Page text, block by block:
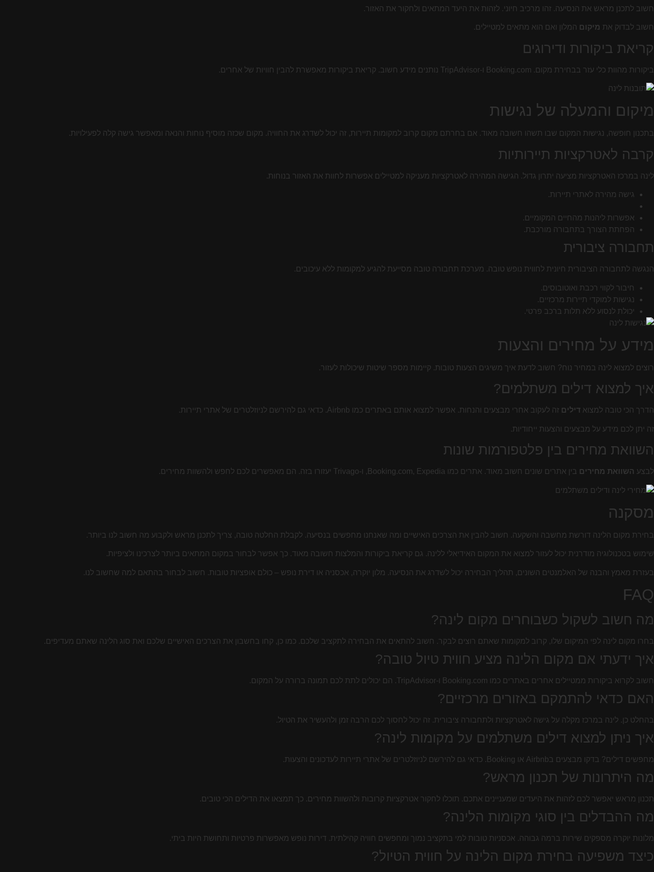
חשוב לתכנן מראש את הנסיעה. זהו מרכיב חיוני. לזהות את היעד המתאים ולחקור את האזור.
חשוב לבדוק את מיקום המלון ואם הוא מתאים למטיילים.
קריאת ביקורות ודירוגים
ביקורות מהוות כלי עזר בבחירת מקום. Booking.com ו-TripAdvisor נותנים מידע חשוב. קריאת ביקורות מאפשרת להבין חוויות של אחרים.
מיקום והמעלה של נגישות
בתכנון חופשה, נגישות המקום שבו תשהו חשובה מאוד. אם בחרתם מקום קרוב למקומות תיירות, זה יכול לשדרג את החוויה. מקום שכזה מוסיף נוחות והנאה ומאפשר גישה קלה לפעילויות.
קרבה לאטרקציות תיירותיות
לינה במרכז האטרקציות מציעה יתרון גדול. הגישה המהירה לאטרקציות מעניקה למטיילים אפשרות לחוות את האזור בנוחות.
גישה מהירה לאתרי תיירות.
אפשרות ליהנות מהחיים המקומיים.
הפחתת הצורך בתחבורה מורכבת.
תחבורה ציבורית
הנגשה לתחבורה הציבורית חיונית לחווית נופש טובה. מערכת תחבורה טובה מסייעת להגיע למקומות ללא עיכובים.
חיבור לקווי רכבת ואוטובוסים.
נגישות למוקדי תיירות מרכזיים.
יכולת לנסוע ללא תלות ברכב פרטי.
מידע על מחירים והצעות
רוצים למצוא לינה במחיר נוח? חשוב לדעת איך משיגים הצעות טובות. קיימות מספר שיטות שיכולות לעזור.
איך למצוא דילים משתלמים?
הדרך הכי טובה למצוא דילים זה לעקוב אחרי מבצעים והנחות. אפשר למצוא אותם באתרים כמו Airbnb. כדאי גם להירשם לניוזלטרים של אתרי תיירות.
זה יתן לכם מידע על מבצעים והצעות ייחודיות.
השוואת מחירים בין פלטפורמות שונות
לבצע השוואת מחירים בין אתרים שונים חשוב מאוד. אתרים כמו Booking.com, Expedia, ו-Trivago יעזורו בזה. הם מאפשרים לכם לחפש ולהשוות מחירים.
מסקנה
בחירת מקום הלינה דורשת מחשבה והשקעה. חשוב להבין את הצרכים האישיים ומה שאנחנו מחפשים בנסיעה. לקבלת החלטה טובה, צריך לתכנן מראש ולקבוע מה חשוב לנו ביותר.
שימוש בטכנולוגיה מודרנית יכול לעזור למצוא את המקום האידיאלי ללינה. גם קריאת ביקורות והמלצות חשובה מאוד. כך אפשר לבחור במקום המתאים ביותר לצרכינו ולציפיות.
בעזרת מאמץ והבנה של האלמנטים השונים, תהליך הבחירה יכול לשדרג את הנסיעה. מלון יוקרה, אכסניה או דירת נופש – כולם אופציות טובות. חשוב לבחור בהתאם למה שחשוב לנו.
FAQ
מה חשוב לשקול כשבוחרים מקום לינה?
בחרו מקום לינה לפי המיקום שלו, קרוב למקומות שאתם רוצים לבקר. חשוב להתאים את הבחירה לתקציב שלכם. כמו כן, קחו בחשבון את הצרכים האישיים שלכם ואת סוג הלינה שאתם מעדיפים.
איך ידעתי אם מקום הלינה מציע חווית טיול טובה?
חשוב לקרוא ביקורות ממטיילים אחרים באתרים כמו Booking.com ו-TripAdvisor. הם יכולים לתת לכם תמונה ברורה על המקום.
האם כדאי להתמקם באזורים מרכזיים?
בהחלט כן. לינה במרכז מקלה על גישה לאטרקציות ולתחבורה ציבורית. זה יכול לחסוך לכם הרבה זמן ולהעשיר את הטיול.
איך ניתן למצוא דילים משתלמים על מקומות לינה?
מחפשים דילים? בדקו מבצעים בAirbnb או Booking. כדאי גם להירשם לניוזלטרים של אתרי תיירות לעדכונים והצעות.
מה היתרונות של תכנון מראש?
תכנון מראש יאפשר לכם לזהות את היעדים שמעניינים אתכם. תוכלו לחקור אטרקציות קרובות ולהשוות מחירים. כך תמצאו את הדילים הכי טובים.
מה ההבדלים בין סוגי מקומות הלינה?
מלונות יוקרה מספקים שירות ברמה גבוהה. אכסניות טובות למי בתקציב נמוך ומחפשים חוויה קהילתית. דירות נופש מאפשרות פרטיות ותחושת היות ביתי.
כיצד משפיעה בחירת מקום הלינה על חווית הטיול?